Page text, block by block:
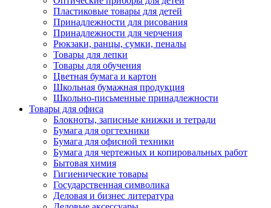
Пластиковые товары для детей
Принадлежности для рисования
Принадлежности для черчения
Рюкзаки, ранцы, сумки, пеналы
Товары для лепки
Товары для обучения
Цветная бумага и картон
Школьная бумажная продукция
Школьно-письменные принадлежности
Товары для офиса
Блокноты, записные книжки и тетради
Бумага для оргтехники
Бумага для офисной техники
Бумага для чертежных и копировальных работ
Бытовая химия
Гигиенические товары
Государственная символика
Деловая и бизнес литература